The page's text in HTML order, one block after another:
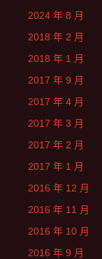
2024 年 8 月
2018 年 2 月
2018 年 1 月
2017 年 9 月
2017 年 4 月
2017 年 3 月
2017 年 2 月
2017 年 1 月
2016 年 12 月
2016 年 11 月
2016 年 10 月
2016 年 9 月